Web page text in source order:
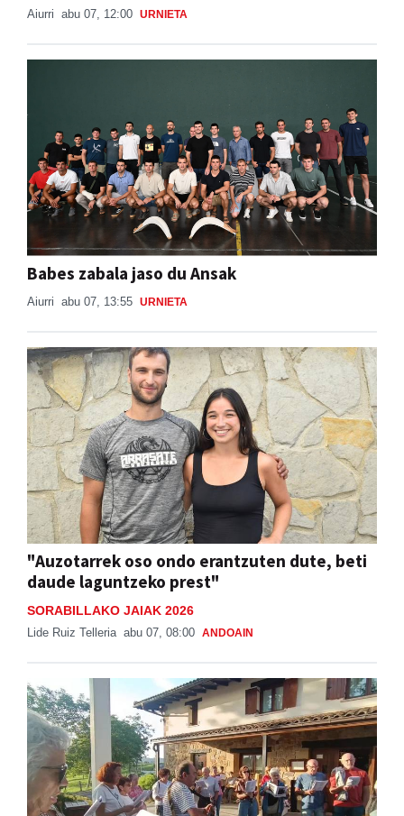
Aiurri abu 07, 12:00 URNIETA
Babes zabala jaso du Ansak
Aiurri abu 07, 13:55 URNIETA
"Auzotarrek oso ondo erantzuten dute, beti
daude laguntzeko prest"
SORABILLAKO JAIAK 2026
Lide Ruiz Telleria abu 07, 08:00 ANDOAIN